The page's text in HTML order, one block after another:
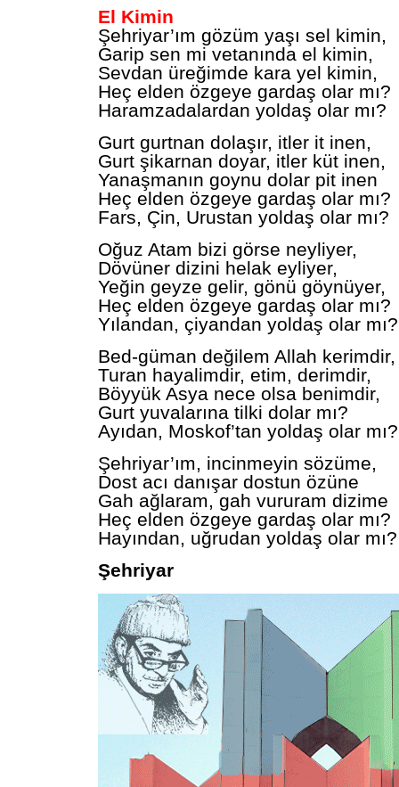
El Kimin
Şehriyar’ım gözüm yaşı sel kimin,
Garip sen mi vetanında el kimin,
Sevdan üreğimde kara yel kimin,
Heç elden özgeye gardaş olar mı?
Haramzadalardan yoldaş olar mı?
Gurt gurtnan dolaşır, itler it inen,
Gurt şikarnan doyar, itler küt inen,
Yanaşmanın goynu dolar pit inen
Heç elden özgeye gardaş olar mı?
Fars, Çin, Urustan yoldaş olar mı?
Oğuz Atam bizi görse neyliyer,
Dövüner dizini helak eyliyer,
Yeğin geyze gelir, gönü göynüyer,
Heç elden özgeye gardaş olar mı?
Yılandan, çiyandan yoldaş olar mı?
Bed-güman değilem Allah kerimdir,
Turan hayalimdir, etim, derimdir,
Böyyük Asya nece olsa benimdir,
Gurt yuvalarına tilki dolar mı?
Ayıdan, Moskof’tan yoldaş olar mı?
Şehriyar’ım, incinmeyin sözüme,
Dost acı danışar dostun özüne
Gah ağlaram, gah vururam dizime
Heç elden özgeye gardaş olar mı?
Hayından, uğrudan yoldaş olar mı?
Şehriyar